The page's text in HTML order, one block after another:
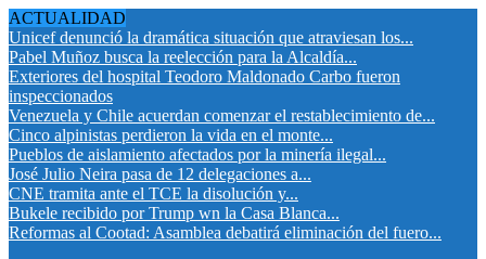
ACTUALIDAD
Unicef denunció la dramática situación que atraviesan los...
Pabel Muñoz busca la reelección para la Alcaldía...
Exteriores del hospital Teodoro Maldonado Carbo fueron
inspeccionados
Venezuela y Chile acuerdan comenzar el restablecimiento de...
Cinco alpinistas perdieron la vida en el monte...
Pueblos de aislamiento afectados por la minería ilegal...
José Julio Neira pasa de 12 delegaciones a...
CNE tramita ante el TCE la disolución y...
Bukele recibido por Trump wn la Casa Blanca...
Reformas al Cootad: Asamblea debatirá eliminación del fuero...